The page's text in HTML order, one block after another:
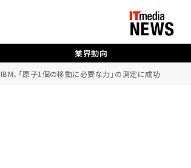
業界動向
IBM、「原子1個の移動に必要な力」の測定に成功